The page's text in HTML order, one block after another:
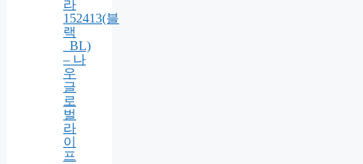
필
13g
의
aimerfeel
초
모
리
브
라
152413(블
랙
_BL)